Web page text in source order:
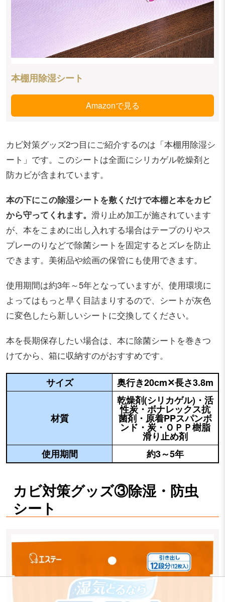
本棚用除湿シート
Amazonで見る
カビ対策グッズ2つ目にご紹介するのは「本棚用除湿シ
ート」です。このシートは全面にシリカゲル乾燥剤と
防カビが含まれています。
本の下にこの除湿シートを敷くだけで本棚と本をカビ
から守ってくれます。 滑り止め加工が施されています
が、本をこまめに出し入れする場合はテープのりやス
プレーのりなどで除菌シートを固定するとズレを防止
できます。 美術品や絵画の保管にも使用できます。
使用期間は約3年～5年となっていますが、使用環境に
よってはもっと早く目詰まりするので、シートが灰色
に変色したら新しいシートに交換してください。
本を長期保存したい場合は、本に除菌シートを巻きつ
けてから、箱に収納すのがおすすめです。
サイズ 奥行き20cm✕長さ3.8m
材質
乾燥剤(シリカゲル)・活
性炭・ボナレックス抗
菌剤・原着PPスパンボ
ンド・炭・ＯＰＰ樹脂
滑り止め剤
使用期間
約3～5年
カビ対策グッズ③除湿・防虫
シート